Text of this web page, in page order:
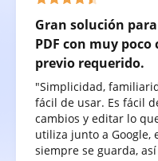
Gran solución
PDF con muy
previo requerido.
"Simplicidad,
fácil de usar. Es fácil
cambios y editar lo
utiliza junto a Google,
siempre se guarda,